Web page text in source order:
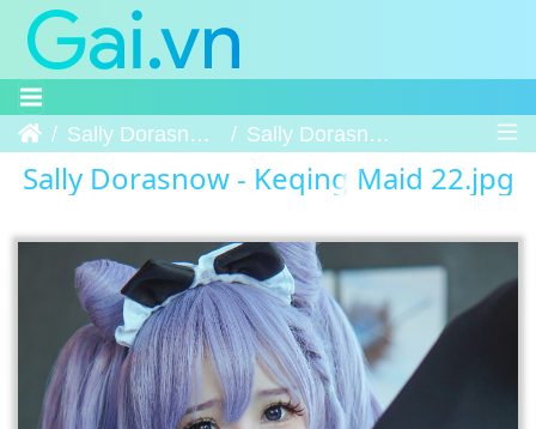
Trang chủSally Dorasnow - Keqing Maid Sally Dorasnow - Keqing Maid 22
Sally Dorasnow - Keqing Maid 22.jpg